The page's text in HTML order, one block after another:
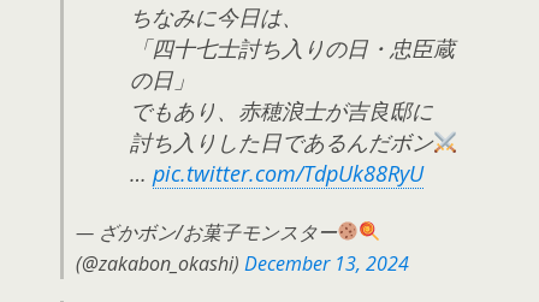
ちなみに今日は、
「四十七士討ち入りの日・忠臣蔵
の日」
でもあり、赤穂浪士が吉良邸に
討ち入りした日であるんだボン
… pic.twitter.com/TdpUk88RyU
— ざかボン/お菓子モンスター
(@zakabon_okashi) December 13, 2024